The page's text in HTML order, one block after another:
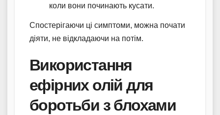
коли вони починають кусати.
Спостерігаючи ці симптоми, можна почати
діяти, не відкладаючи на потім.
Використання
ефірних олій для
боротьби з блохами